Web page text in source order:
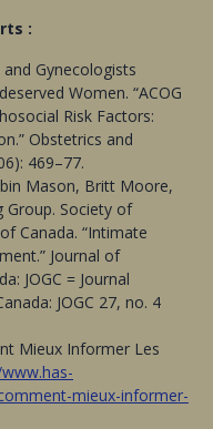
:
Gynecologists
Women. “ACOG
Risk Factors:
Obstetrics and
469–77.
Mason, Britt Moore,
Group. Society of
Canada. “Intimate
Journal of
JOGC = Journal
JOGC 27, no. 4
Mieux Informer Les
mieux-informer-